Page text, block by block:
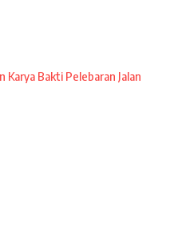
Karya Bakti Pelebaran Jalan